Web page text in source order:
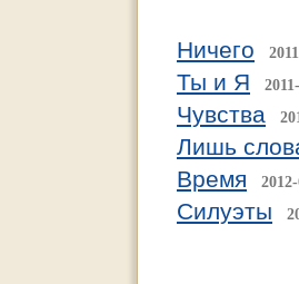
Ничего
Ты и Я
Чувства
Лишь
Время
Силуэты